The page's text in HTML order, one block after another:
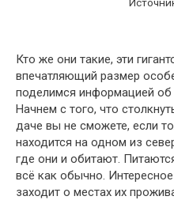
Кто же они такие, эти
впечатляющий размер
поделимся информацией об
Начнем с того, что
даче вы не сможете, если
находится на одном из
где они и обитают.
всё как обычно.
заходит о местах их